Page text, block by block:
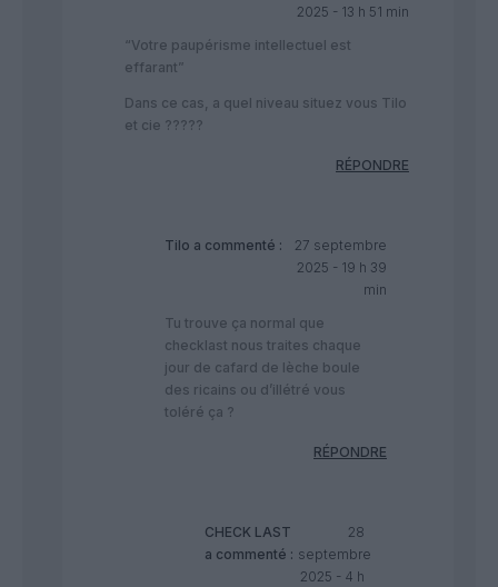
2025 - 13 h 51 min
“Votre paupérisme intellectuel est
effarant”
Dans ce cas, a quel niveau situez vous Tilo
et cie ?????
RÉPONDRE
Tilo a commenté :
27 septembre
2025 - 19 h 39
min
Tu trouve ça normal que
checklast nous traites chaque
jour de cafard de lèche boule
des ricains ou d’illétré vous
toléré ça ?
RÉPONDRE
CHECK LAST
a commenté :
28
septembre
2025 - 4 h